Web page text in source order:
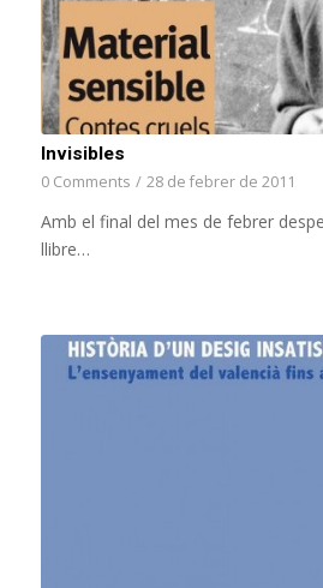
Invisibles
0 Comments / 28 de febrer de 2011
Amb el final del mes de febrer
llibre…